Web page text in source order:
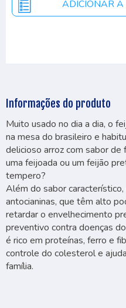
Informações do produto
Muito usado no dia a dia, o
na mesa do brasileiro e
delicioso arroz com sabor de
uma feijoada ou um feijão
tempero?
Além do sabor
antocianinas, que têm alto
retardar o envelhecimento
preventivo contra doenças
é rico em proteínas, ferro e
controle do colesterol e
família.